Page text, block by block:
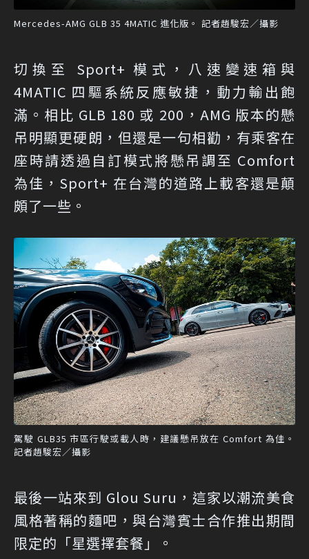
Mercedes-AMG GLB 35 4MATIC 進化版。 記者趙駿宏／攝影
切換至 Sport+ 模式，八速變速箱與
4MATIC 四驅系統反應敏捷，動力輸出飽
滿。相比 GLB 180 或 200，AMG 版本的懸
吊明顯更硬朗，但還是一句相勸，有乘客在
座時請透過自訂模式將懸吊調至 Comfort
為佳，Sport+ 在台灣的道路上載客還是顛
頗了一些。
駕駛 GLB35 市區行駛或載人時，建議懸吊放在 Comfort 為佳。
記者趙駿宏／攝影
最後一站來到 Glou Suru，這家以潮流美食
風格著稱的麵吧，與台灣賓士合作推出期間
限定的「星選擇套餐」。